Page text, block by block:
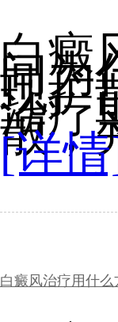
白癜
间为
现扩
治疗
散，
[详
白癜风治疗用什么